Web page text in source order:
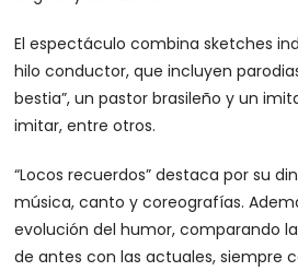
El espectáculo combina sketches
hilo conductor, que incluyen
bestia”, un pastor brasileño y un
imitar, entre otros.
“Locos recuerdos” destaca por su
música, canto y coreografías.
evolución del humor, comparando
de antes con las actuales, siempre